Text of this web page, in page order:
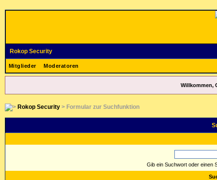
Rokop Security
Mitglieder Moderatoren
Willkommen,
Rokop Security> Formular zur Suchfunktion
Gib ein Suchwort oder einen